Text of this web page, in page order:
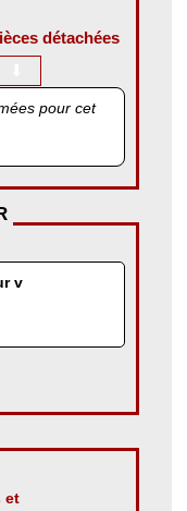
détachées
pour cet
v
et